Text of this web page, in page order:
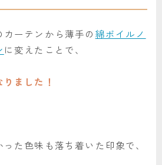
ーテンから薄手の 綿ボイルノ
に変えたことで、
ました！
た色味も落ち着いた印象で、